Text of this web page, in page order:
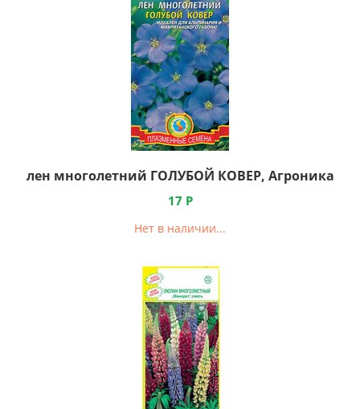
лен многолетний ГОЛУБОЙ КОВЕР, Агроника
17 Р
Нет в наличии...